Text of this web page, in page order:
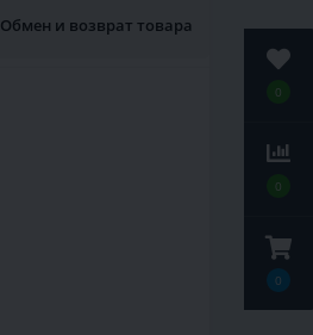
0
0
0
Обмен и возврат товара